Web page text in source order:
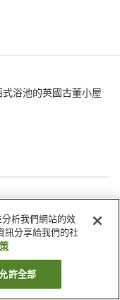
浴池的英國古董小屋
（溫泉）
析我們網站的效
訊分享給我們的社
允許全部